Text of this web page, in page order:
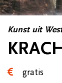
Kunst uit
gratis